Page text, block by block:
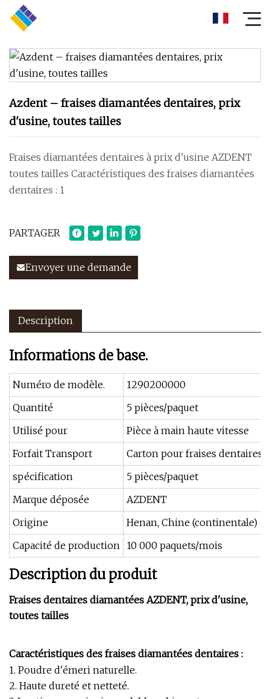
Azdent – ​​fraises diamantées dentaires, prix
d'usine, toutes tailles
Fraises diamantées dentaires à prix d'usine AZDENT
toutes tailles Caractéristiques des fraises diamantées
dentaires : 1
PARTAGER
Envoyer une demande
Description
Informations de base.
Numéro de modèle.
1290200000
Quantité
5 pièces/paquet
Utilisé pour
Pièce à main haute vitesse
Forfait Transport
Carton pour fraises dentaires
spécification
5 pièces/paquet
Marque déposée
AZDENT
Origine
Henan, Chine (continentale)
Capacité de production 10 000 paquets/mois
Description du produit
Fraises dentaires diamantées AZDENT, prix d'usine,
toutes tailles
Caractéristiques des fraises diamantées dentaires :
1. Poudre d'émeri naturelle.
2. Haute dureté et netteté.